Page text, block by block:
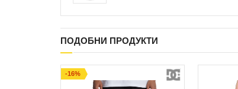
ПОДОБНИ ПРОДУКТИ
-16%